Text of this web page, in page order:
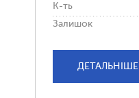
К-ть
Залишок
ДЕТАЛЬНІШЕ